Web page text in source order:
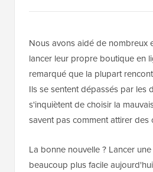
Nous avons aidé de nombreux
lancer leur propre boutique en
remarqué que la plupart
Ils se sentent dépassés par les
s'inquiètent de choisir la
savent pas comment attirer des
La bonne nouvelle ? Lancer
beaucoup plus facile